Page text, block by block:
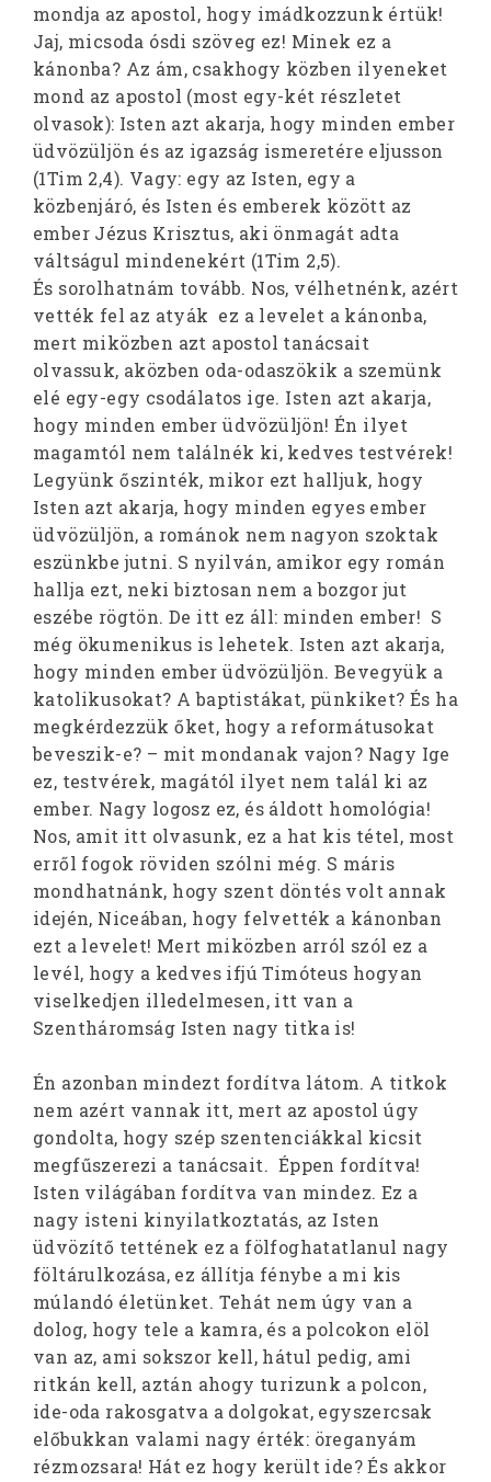
mondja az apostol, hogy imádkozzunk értük!
Jaj, micsoda ósdi szöveg ez! Minek ez a
kánonba? Az ám, csakhogy közben ilyeneket
mond az apostol (most egy-két részletet
olvasok): Isten azt akarja, hogy minden ember
üdvözüljön és az igazság ismeretére eljusson
(1Tim 2,4). Vagy: egy az Isten, egy a
közbenjáró, és Isten és emberek között az
ember Jézus Krisztus, aki önmagát adta
váltságul mindenekért (1Tim 2,5).
És sorolhatnám tovább. Nos, vélhetnénk, azért
vették fel az atyák ez a levelet a kánonba,
mert miközben azt apostol tanácsait
olvassuk, aközben oda-odaszökik a szemünk
elé egy-egy csodálatos ige. Isten azt akarja,
hogy minden ember üdvözüljön! Én ilyet
magamtól nem találnék ki, kedves testvérek!
Legyünk őszinték, mikor ezt halljuk, hogy
Isten azt akarja, hogy minden egyes ember
üdvözüljön, a románok nem nagyon szoktak
eszünkbe jutni. S nyilván, amikor egy román
hallja ezt, neki biztosan nem a bozgor jut
eszébe rögtön. De itt ez áll: minden ember! S
még ökumenikus is lehetek. Isten azt akarja,
hogy minden ember üdvözüljön. Bevegyük a
katolikusokat? A baptistákat, pünkiket? És ha
megkérdezzük őket, hogy a reformátusokat
beveszik-e? – mit mondanak vajon? Nagy Ige
ez, testvérek, magától ilyet nem talál ki az
ember. Nagy logosz ez, és áldott homológia!
Nos, amit itt olvasunk, ez a hat kis tétel, most
erről fogok röviden szólni még. S máris
mondhatnánk, hogy szent döntés volt annak
idején, Niceában, hogy felvették a kánonban
ezt a levelet! Mert miközben arról szól ez a
levél, hogy a kedves ifjú Timóteus hogyan
viselkedjen illedelmesen, itt van a
Szentháromság Isten nagy titka is!
Én azonban mindezt fordítva látom. A titkok
nem azért vannak itt, mert az apostol úgy
gondolta, hogy szép szentenciákkal kicsit
megfűszerezi a tanácsait. Éppen fordítva!
Isten világában fordítva van mindez. Ez a
nagy isteni kinyilatkoztatás, az Isten
üdvözítő tettének ez a fölfoghatatlanul nagy
föltárulkozása, ez állítja fénybe a mi kis
múlandó életünket. Tehát nem úgy van a
dolog, hogy tele a kamra, és a polcokon elöl
van az, ami sokszor kell, hátul pedig, ami
ritkán kell, aztán ahogy turizunk a polcon,
ide-oda rakosgatva a dolgokat, egyszercsak
előbukkan valami nagy érték: öreganyám
rézmozsara! Hát ez hogy került ide? És akkor